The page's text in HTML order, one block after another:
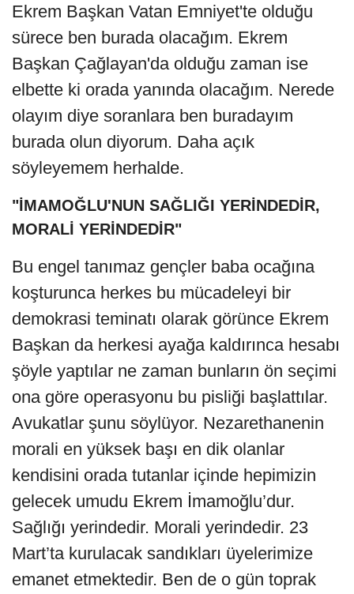
Ekrem Başkan Vatan Emniyet'te olduğu
sürece ben burada olacağım. Ekrem
Başkan Çağlayan'da olduğu zaman ise
elbette ki orada yanında olacağım. Nerede
olayım diye soranlara ben buradayım
burada olun diyorum. Daha açık
söyleyemem herhalde.
"İMAMOĞLU'NUN SAĞLIĞI YERİNDEDİR,
MORALİ YERİNDEDİR"
Bu engel tanımaz gençler baba ocağına
koşturunca herkes bu mücadeleyi bir
demokrasi teminatı olarak görünce Ekrem
Başkan da herkesi ayağa kaldırınca hesabı
şöyle yaptılar ne zaman bunların ön seçimi
ona göre operasyonu bu pisliği başlattılar.
Avukatlar şunu söylüyor. Nezarethanenin
morali en yüksek başı en dik olanlar
kendisini orada tutanlar içinde hepimizin
gelecek umudu Ekrem İmamoğlu’dur.
Sağlığı yerindedir. Morali yerindedir. 23
Mart’ta kurulacak sandıkları üyelerimize
emanet etmektedir. Ben de o gün toprak